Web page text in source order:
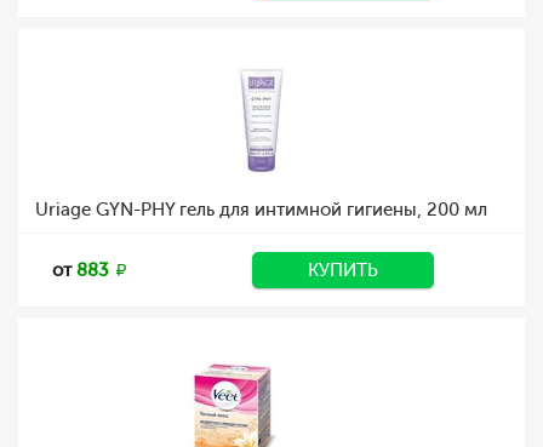
Uriage GYN-PHY гель для интимной гигиены, 200 мл
от883 КУПИТЬ